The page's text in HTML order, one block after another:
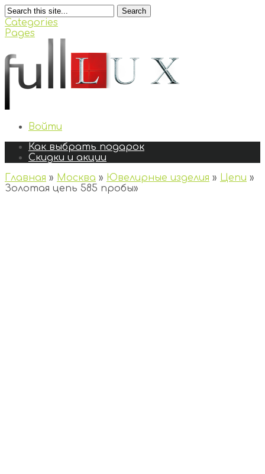
Search
Categories
Pages
Войти
Как выбрать подарок
Скидки и акции
Главная » Москва » Ювелирные изделия » Цепи »
Золотая цепь 585 пробы»